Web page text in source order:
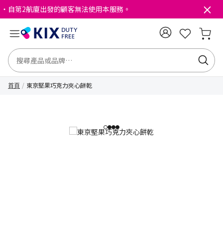
・自第2航廈出發的顧客無法使用本服務。
首頁 東京堅果巧克力夾心餅乾
1234